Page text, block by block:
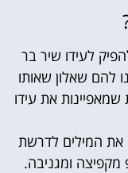
לעידו שיר בר
להם שאלון שאותו
את עידו
את המילים לדרשת
מקפיצה ומגניבה.